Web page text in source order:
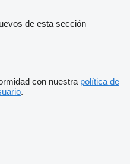
de esta sección
con nuestra política de
.